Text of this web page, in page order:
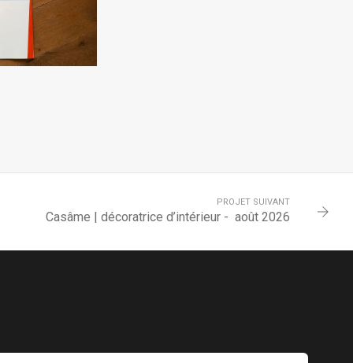
PROJET SUIVANT
Casâme | décoratrice d’intérieur - août 2026